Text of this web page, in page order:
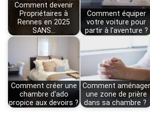
Comment devenir
Propriétaires à
Rennes en 2025
SANS…
Comment équiper
votre voiture pour
partir à l'aventure ?
Comment créer une
chambre d'ado
propice aux devoirs ?
Comment aménager
une zone de prière
dans sa chambre ?